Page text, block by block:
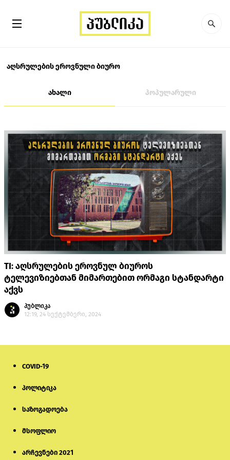
აღსრულების ეროვნული ბიურო
ახალი პოპულარული
TI: აღსრულების ეროვნულ ბიუროს
ტელევიზიებთან მიმართებით ორმაგი სტანდარტი
აქვს
პუბლიკა
12:19, 24 სექტემბერი, 2024
COVID-19
პოლიტიკა
საზოგადოება
მსოფლიო
არჩევნები 2021